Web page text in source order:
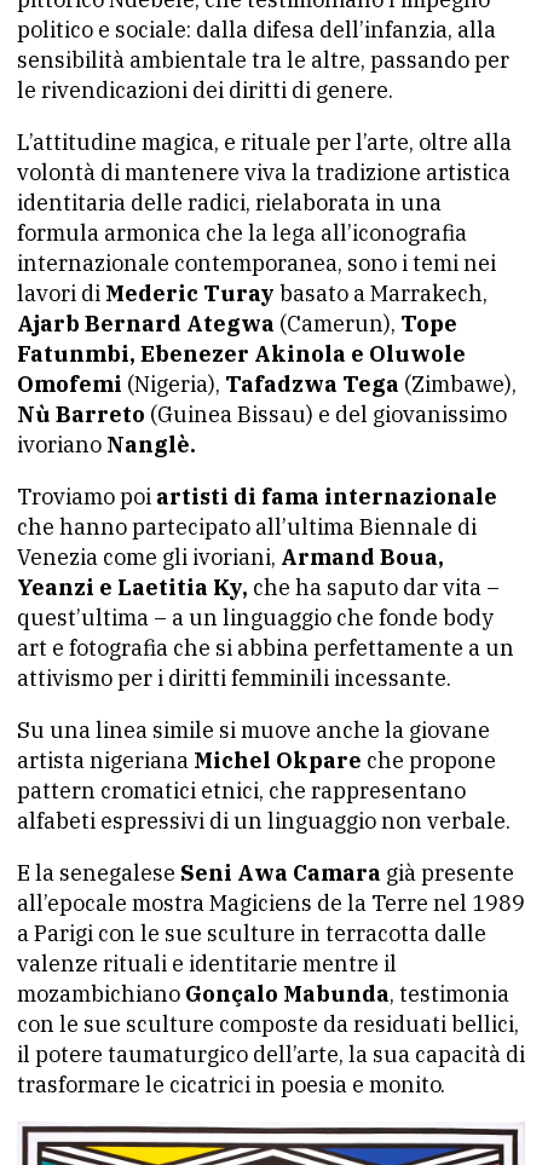
politico e sociale: dalla difesa dell’infanzia, alla
sensibilità ambientale tra le altre, passando per
le rivendicazioni dei diritti di genere.
L’attitudine magica, e rituale per l’arte, oltre alla
volontà di mantenere viva la tradizione artistica
identitaria delle radici, rielaborata in una
formula armonica che la lega all’iconografia
internazionale contemporanea, sono i temi nei
lavori di Mederic Turay basato a Marrakech,
Ajarb Bernard Ategwa (Camerun), Tope
Fatunmbi, Ebenezer Akinola e Oluwole
Omofemi (Nigeria), Tafadzwa Tega (Zimbawe),
Nù Barreto (Guinea Bissau) e del giovanissimo
ivoriano Nanglè.
Troviamo poi artisti di fama internazionale
che hanno partecipato all’ultima Biennale di
Venezia come gli ivoriani, Armand Boua,
Yeanzi e Laetitia Ky, che ha saputo dar vita –
quest’ultima – a un linguaggio che fonde body
art e fotografia che si abbina perfettamente a un
attivismo per i diritti femminili incessante.
Su una linea simile si muove anche la giovane
artista nigeriana Michel Okpare che propone
pattern cromatici etnici, che rappresentano
alfabeti espressivi di un linguaggio non verbale.
E la senegalese Seni Awa Camara già presente
all’epocale mostra Magiciens de la Terre nel 1989
a Parigi con le sue sculture in terracotta dalle
valenze rituali e identitarie mentre il
mozambichiano Gonçalo Mabunda, testimonia
con le sue sculture composte da residuati bellici,
il potere taumaturgico dell’arte, la sua capacità di
trasformare le cicatrici in poesia e monito.